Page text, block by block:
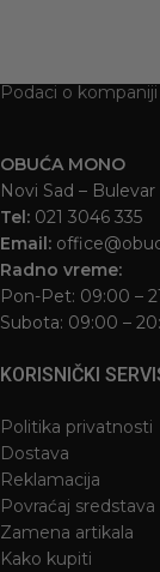
Podaci o kompaniji
OBUĆA MONO
Novi Sad –
Tel: 021 3046 335
Email:
Radno vreme:
Pon-Pet: 09:00 –
Subota: 09:00 –
KORISNIČKI
Politika privatnosti
Dostava
Reklamacija
Povraćaj sredstava
Zamena artikala
Kako kupiti